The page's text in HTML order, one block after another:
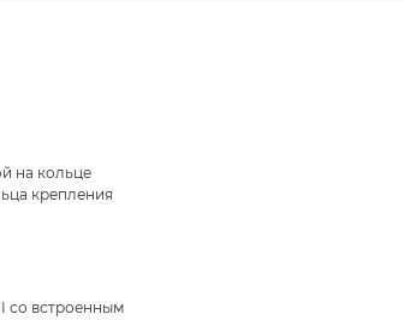
на кольце
крепления
со встроенным